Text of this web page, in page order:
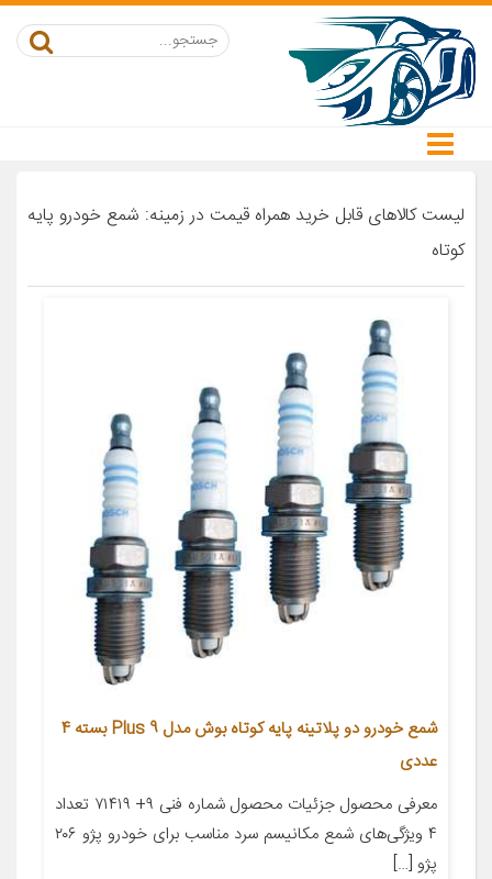
لیست کالاهای قابل خرید همراه قیمت در زمینه: شمع خودرو پایه
کوتاه
شمع خودرو دو پلاتینه پایه کوتاه بوش مدل Plus 9 بسته 4
عددی
معرفی محصول جزئیات محصول شماره فنی ۹+ ۷۱۴۱۹ تعداد
۴ ویژگی‌های شمع مکانیسم سرد مناسب برای خودرو پژو ۲۰۶
پژو […]